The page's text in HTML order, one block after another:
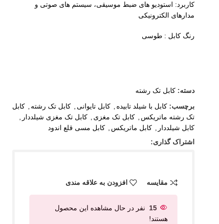
کاربرد: استودیو های ضبط موسیقی، سیستم های صوتی و
مدارهای الکترونیکی
رنگ کابل : طوسی
دسته: کابل تک رشته
برچسب: کابل با شیلد تابیده کابل تایوانی کابل تک رشته
کابل
تک رشته ماتریکس
کابل تک مغزی کابل تک مغزی شیلددار
کابل شیلددار
کابل ماتریکس
کابل مسی قلع اندود
اشتراک گذاری:
مقایسه افزودن به علاقه مندی
15
نفر در حال مشاهده این محصول
هستند!